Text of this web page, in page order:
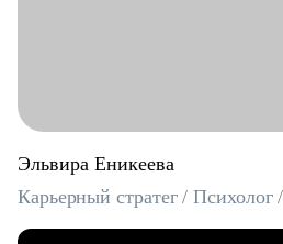
Эльвира Еникеева
Карьерный стратег / Психолог